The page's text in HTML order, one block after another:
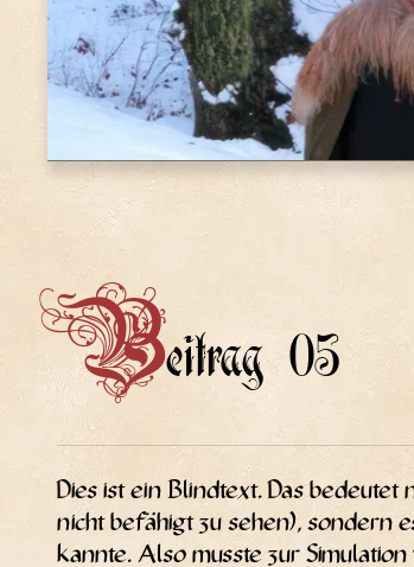
Beitrag 05
Dies ist ein Blind­text. Das
nicht befä­higt zu sehen), son­dern
kann­te. Also muss­te zur